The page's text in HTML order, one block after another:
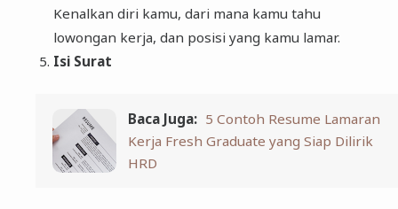
Kenalkan diri kamu, dari mana kamu tahu
lowongan kerja, dan posisi yang kamu lamar.
Isi Surat
Baca Juga: 5 Contoh Resume Lamaran
Kerja Fresh Graduate yang Siap Dilirik
HRD